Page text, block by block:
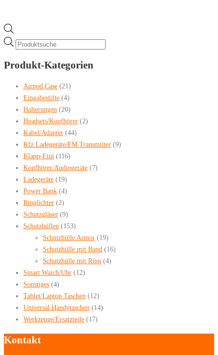
Products
Produkt-Kategorien
Airpod Case (21)
Eingabestifte (4)
Halterungen (20)
Headsets/Kopfhörer (2)
Kabel/Adapter (44)
Kfz Ladegeräte/FM Transmitter (9)
Klapp-Etui (116)
Kopfhörer/Audiogeräte (7)
Ladegeräte (19)
Power Bank (4)
Ringlichter (2)
Schutzgläser (9)
Schutzhüllen (153)
Schutzhülle Armor (19)
Schutzhülle mit Band (16)
Schutzhülle mit Ring (4)
Smart Watch/Uhr (12)
Sonstiges (4)
Tablet/Laptop Taschen (12)
Universal Handytaschen (14)
Werkzeuge/Ersatzteile (17)
Kontakt